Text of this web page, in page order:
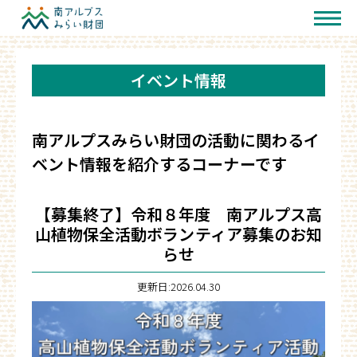
イベント情報
南アルプスみらい財団の活動に関わるイ
ベント情報を紹介するコーナーです
【募集終了】令和８年度 南アルプス高
山植物保全活動ボランティア募集のお知
らせ
更新日:2026.04.30